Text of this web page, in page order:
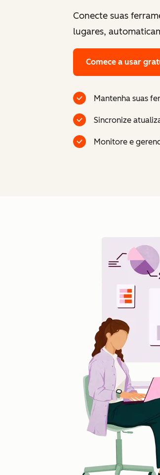
Conecte suas
lugares,
Comece a usar
Mantenha suas
Sincronize
Monitore e